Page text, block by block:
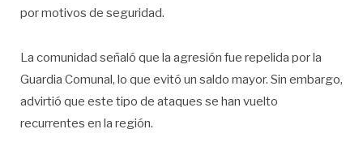
por motivos de seguridad.
La comunidad señaló que la agresión fue repelida por la
Guardia Comunal, lo que evitó un saldo mayor. Sin embargo,
advirtió que este tipo de ataques se han vuelto
recurrentes en la región.